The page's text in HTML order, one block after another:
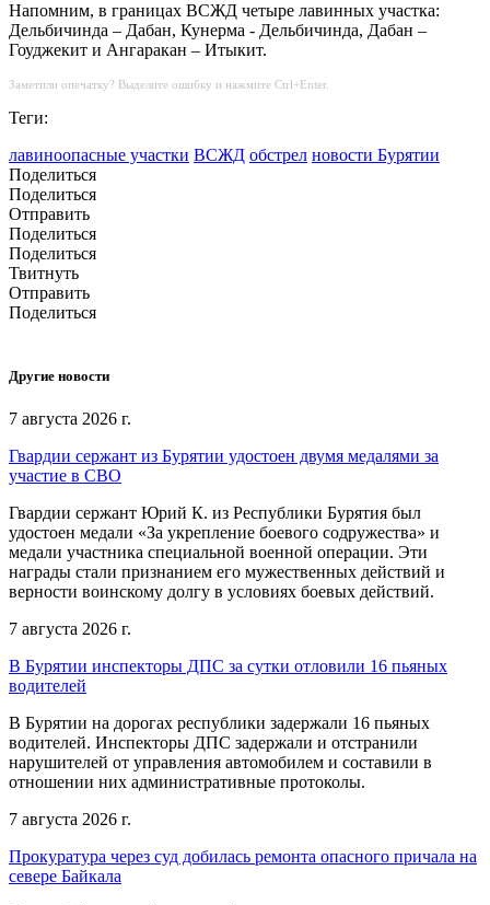
Напомним, в границах ВСЖД четыре лавинных участка:
Дельбичинда – Дабан, Кунерма - Дельбичинда, Дабан –
Гоуджекит и Ангаракан – Итыкит.
Заметили опечатку? Выделите ошибку и нажмите Ctrl+Enter.
Теги:
лавиноопасные участки ВСЖД обстрел новости Бурятии
Поделиться
Поделиться
Отправить
Поделиться
Поделиться
Твитнуть
Отправить
Поделиться
Другие новости
7 августа 2026 г.
Гвардии сержант из Бурятии удостоен двумя медалями за
участие в СВО
Гвардии сержант Юрий К. из Республики Бурятия был
удостоен медали «За укрепление боевого содружества» и
медали участника специальной военной операции. Эти
награды стали признанием его мужественных действий и
верности воинскому долгу в условиях боевых действий.
7 августа 2026 г.
В Бурятии инспекторы ДПС за сутки отловили 16 пьяных
водителей
В Бурятии на дорогах республики задержали 16 пьяных
водителей. Инспекторы ДПС задержали и отстранили
нарушителей от управления автомобилем и составили в
отношении них административные протоколы.
7 августа 2026 г.
Прокуратура через суд добилась ремонта опасного причала на
севере Байкала